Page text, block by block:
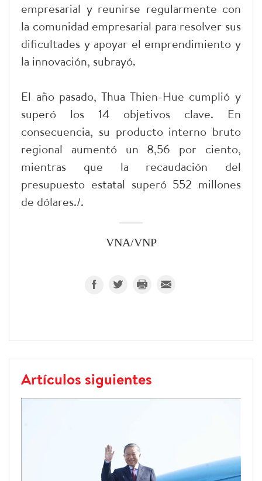
empresarial y reunirse regularmente con
la comunidad empresarial para resolver sus
dificultades y apoyar el emprendimiento y
la innovación, subrayó.
El año pasado, Thua Thien-Hue cumplió y
superó los 14 objetivos clave. En
consecuencia, su producto interno bruto
regional aumentó un 8,56 por ciento,
mientras que la recaudación del
presupuesto estatal superó 552 millones
de dólares./.
VNA/VNP
Artículos siguientes